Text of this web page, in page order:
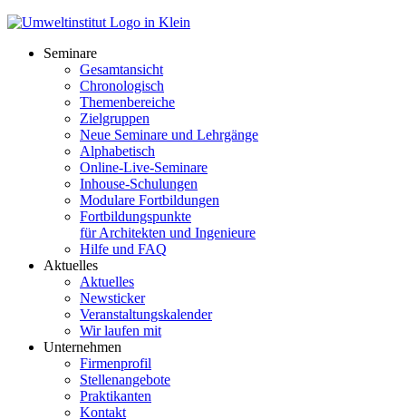
Seminare
Gesamtansicht
Chronologisch
Themenbereiche
Zielgruppen
Neue Seminare und Lehrgänge
Alphabetisch
Online-Live-Seminare
Inhouse-Schulungen
Modulare Fortbildungen
Fortbildungspunkte
für Architekten und Ingenieure
Hilfe und FAQ
Aktuelles
Aktuelles
Newsticker
Veranstaltungskalender
Wir laufen mit
Unternehmen
Firmenprofil
Stellenangebote
Praktikanten
Kontakt